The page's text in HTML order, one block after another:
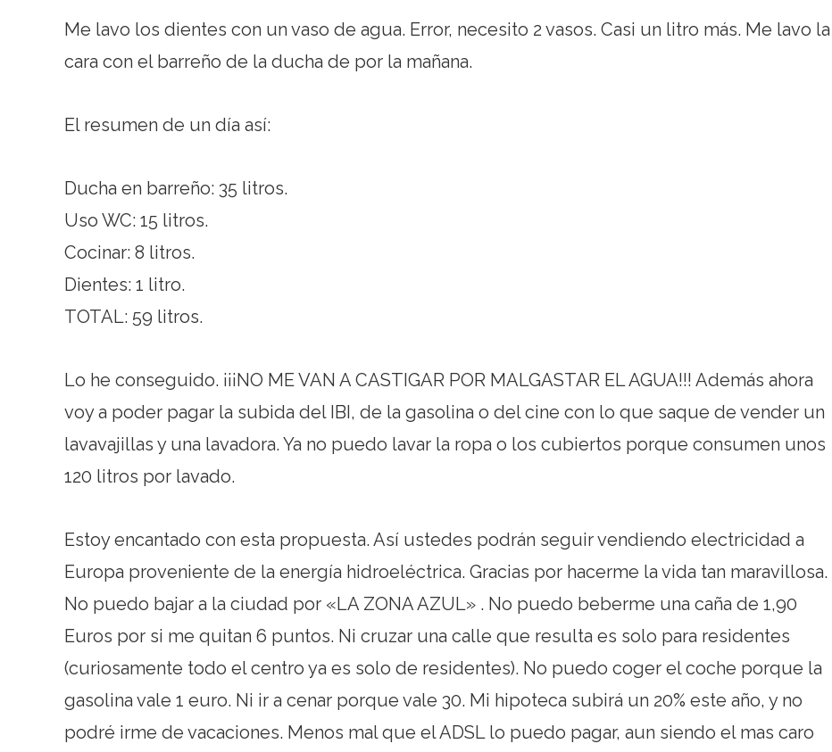
Me lavo los dientes con un vaso de agua. Error, necesito 2 vasos. Casi un litro más. Me lavo la
cara con el barreño de la ducha de por la mañana.
El resumen de un día así:
Ducha en barreño: 35 litros.
Uso WC: 15 litros.
Cocinar: 8 litros.
Dientes: 1 litro.
TOTAL: 59 litros.
Lo he conseguido. ¡¡¡NO ME VAN A CASTIGAR POR MALGASTAR EL AGUA!!! Además ahora
voy a poder pagar la subida del IBI, de la gasolina o del cine con lo que saque de vender un
lavavajillas y una lavadora. Ya no puedo lavar la ropa o los cubiertos porque consumen unos
120 litros por lavado.
Estoy encantado con esta propuesta. Así ustedes podrán seguir vendiendo electricidad a
Europa proveniente de la energía hidroeléctrica. Gracias por hacerme la vida tan maravillosa.
No puedo bajar a la ciudad por «LA ZONA AZUL» . No puedo beberme una caña de 1,90
Euros por si me quitan 6 puntos. Ni cruzar una calle que resulta es solo para residentes
(curiosamente todo el centro ya es solo de residentes). No puedo coger el coche porque la
gasolina vale 1 euro. Ni ir a cenar porque vale 30. Mi hipoteca subirá un 20% este año, y no
podré irme de vacaciones. Menos mal que el ADSL lo puedo pagar, aun siendo el mas caro